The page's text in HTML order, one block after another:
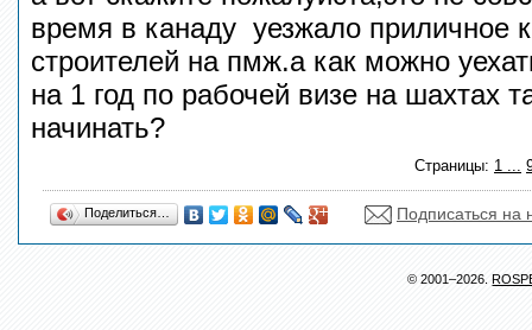
время в канаду уезжало приличное
строителей на пмж.а как можно
на 1 год по рабочей визе на шахтах
начинать?
Страницы: 1 ...
Поделиться… Подписаться на
© 2001–2026.